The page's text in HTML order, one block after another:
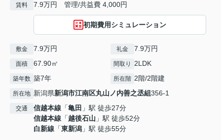
賃料 7.9万円 管理/共益費 4,000円
初期費用シミュレーション
敷金 7.9万円 礼金 7.9万円
面積 67.90㎡ 間取り 2LDK
築年数 築7年 所在階 2階/2階建
所在地 新潟県新潟市江南区丸山ノ内善之丞組356-1
交通 信越本線 「亀田 」駅 徒歩27分
信越本線 「越後石山 」駅 徒歩52分
白新線 「東新潟 」駅 徒歩55分